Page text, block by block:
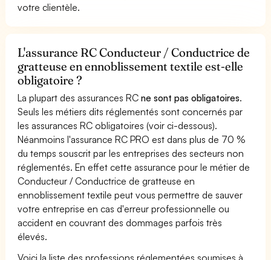
votre clientèle.
L'assurance RC Conducteur / Conductrice de
gratteuse en ennoblissement textile est-elle
obligatoire ?
La plupart des assurances RCne sont pas obligatoires.
Seuls les métiers dits réglementés sont concernés par
les assurances RC obligatoires (voir ci-dessous).
Néanmoins l'assurance RC PRO est dans plus de 70 %
du temps souscrit par les entreprises des secteurs non
réglementés. En effet cette assurance pour le métier de
Conducteur / Conductrice de gratteuse en
ennoblissement textile peut vous permettre de sauver
votre entreprise en cas d'erreur professionnelle ou
accident en couvrant des dommages parfois très
élevés.
Voici la liste des professions réglementées soumises à